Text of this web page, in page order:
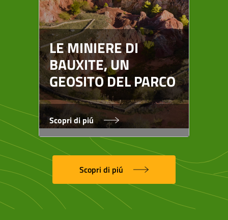
LE MINIERE DI
BAUXITE, UN
GEOSITO DEL PARCO
Scopri di piú
Scopri di piú